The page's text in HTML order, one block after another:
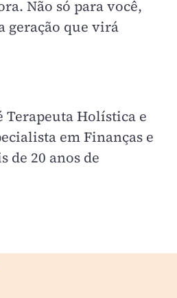
Não só para você,
geração que virá
Terapeuta Holística e
em Finanças e
de 20 anos de